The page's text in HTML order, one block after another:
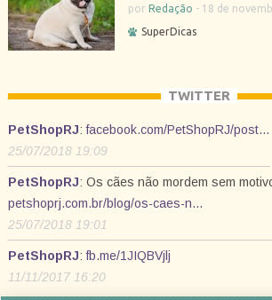
por Redação - 18 de
SuperDicas
TWITTER
PetShopRJ:facebook.com/PetShopRJ/post…
25/07/2018 19:09
PetShopRJ: Os cães não mordem sem
petshoprj.com.br/blog/os-caes-n…
25/07/2018 19:01
PetShopRJ:fb.me/1JIQBVjlj
11/11/2017 16:20